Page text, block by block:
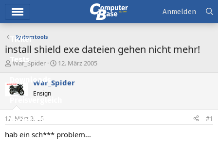
Ticker
Tests
Downloads
Preisvergleich
Forum
Aktuelles
Anmelden
Systemtools
install shield exe dateien gehen nicht mehr!
E
t
e
e
r
War_Spider
E
s
t
a
m
12. März 2005
War_Spider
Ensign
12. März 2005 #1
hab ein sch*** problem...